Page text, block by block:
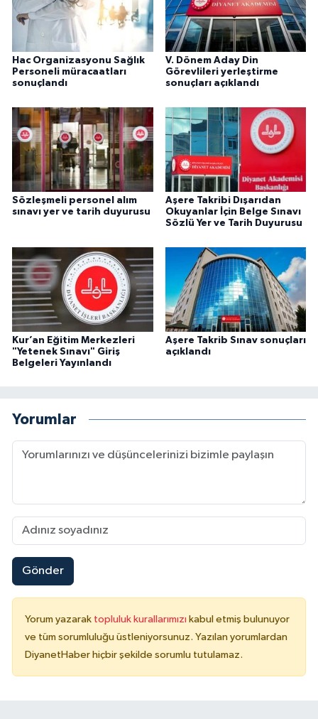
Hac Organizasyonu Sağlık
Personeli müracaatları
sonuçlandı
V. Dönem Aday Din
Görevlileri yerleştirme
sonuçları açıklandı
Sözleşmeli personel alım
sınavı yer ve tarih duyurusu
Aşere Takribi Dışarıdan
Okuyanlar İçin Belge Sınavı
Sözlü Yer ve Tarih Duyurusu
Kur’an Eğitim Merkezleri
"Yetenek Sınavı" Giriş
Belgeleri Yayınlandı
Aşere Takrib Sınav sonuçları
açıklandı
Yorumlar
Gönder
Yorum yazarak topluluk kurallarımızı kabul etmiş bulunuyor
ve tüm sorumluluğu üstleniyorsunuz. Yazılan yorumlardan
DiyanetHaber hiçbir şekilde sorumlu tutulamaz.
Şırnak Müftülüğü
Tekirdağ Müftülüğü
Tokat Müftülüğü
Trabzon Müftülüğü
Tunceli Müftülüğü
Uşak Müftülüğü
Yalova Müftülüğü
Yozgat Müftülüğü
Zonguldak Müftülüğü